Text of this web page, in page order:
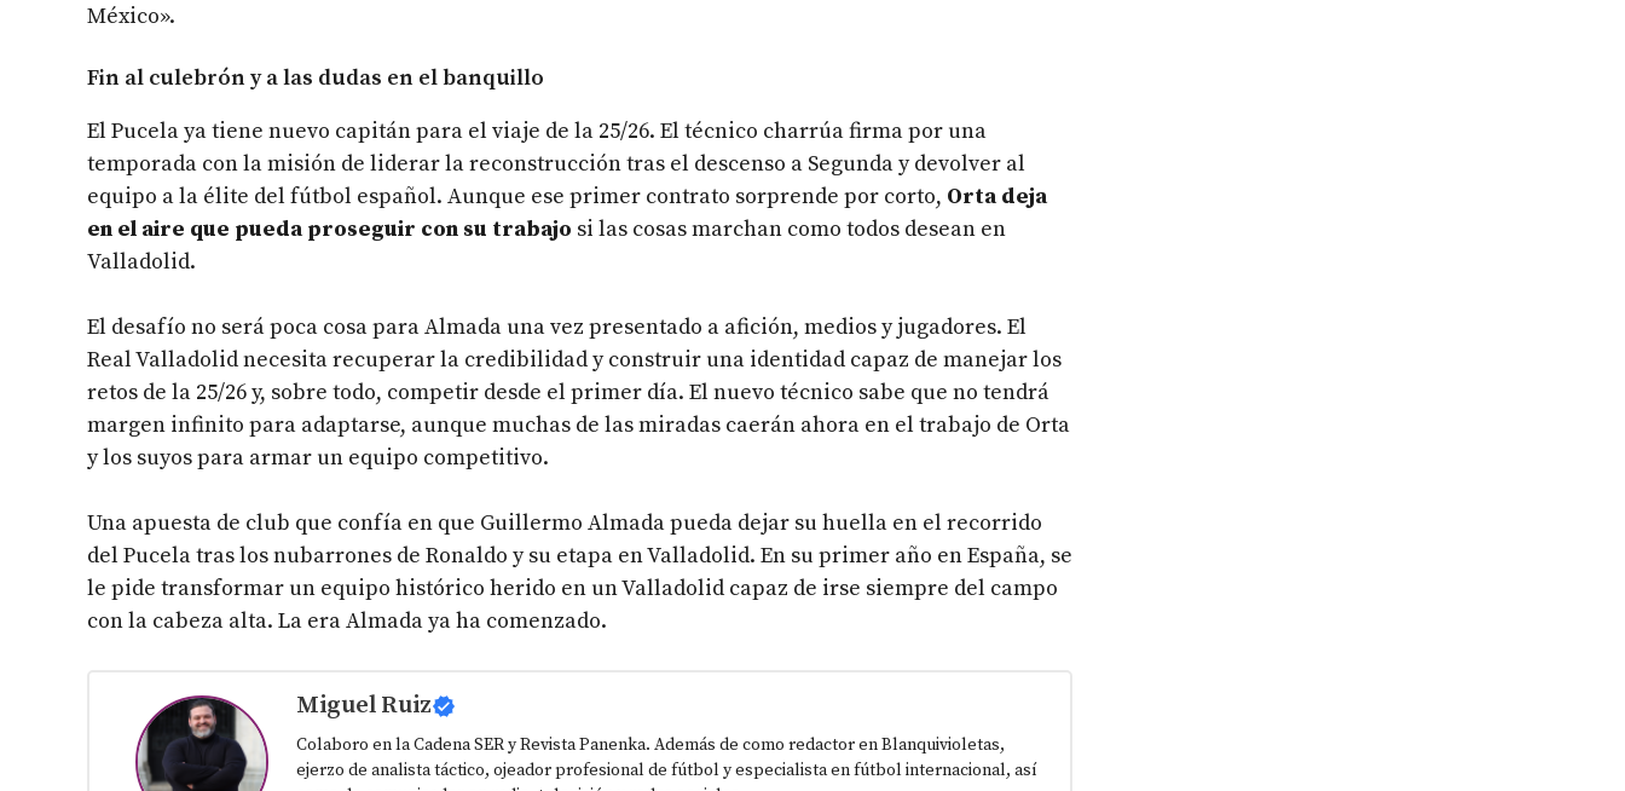
México».
Fin al culebrón y a las dudas en el banquillo
El Pucela ya tiene nuevo capitán para el viaje de la 25/26. El técnico charrúa firma por una
temporada con la misión de liderar la reconstrucción tras el descenso a Segunda y devolver al
equipo a la élite del fútbol español. Aunque ese primer contrato sorprende por corto, Orta deja
en el aire que pueda proseguir con su trabajo si las cosas marchan como todos desean en
Valladolid.
El desafío no será poca cosa para Almada una vez presentado a afición, medios y jugadores. El
Real Valladolid necesita recuperar la credibilidad y construir una identidad capaz de manejar los
retos de la 25/26 y, sobre todo, competir desde el primer día. El nuevo técnico sabe que no tendrá
margen infinito para adaptarse, aunque muchas de las miradas caerán ahora en el trabajo de Orta
y los suyos para armar un equipo competitivo.
Una apuesta de club que confía en que Guillermo Almada pueda dejar su huella en el recorrido
del Pucela tras los nubarrones de Ronaldo y su etapa en Valladolid. En su primer año en España, se
le pide transformar un equipo histórico herido en un Valladolid capaz de irse siempre del campo
con la cabeza alta. La era Almada ya ha comenzado.
Miguel Ruiz
Colaboro en la Cadena SER y Revista Panenka. Además de como redactor en Blanquivioletas,
ejerzo de analista táctico, ojeador profesional de fútbol y especialista en fútbol internacional, así